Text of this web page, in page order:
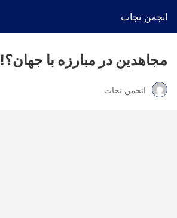
انجمن نجات
مجاهدین در مبارزه با جهان؟!
انجمن نجات